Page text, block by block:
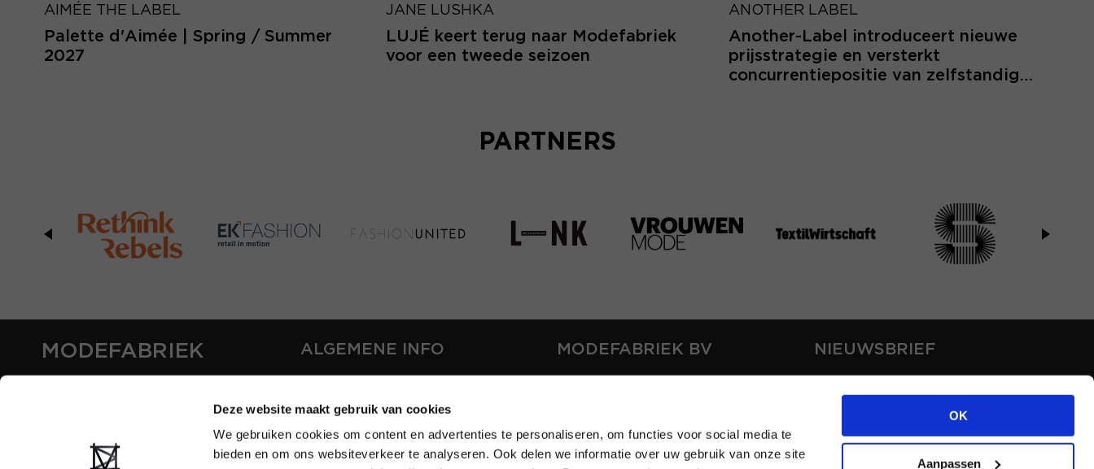
Deze website maakt gebruik van cookies
We gebruiken cookies om content en advertenties te personaliseren, om functies voor social media te
bieden en om ons websiteverkeer te analyseren. Ook delen we informatie over uw gebruik van onze site
OK
Aanpassen
AIMÉE THE LABEL
Palette d'Aimée | Spring / Summer
2027
JANE LUSHKA
LUJÉ keert terug naar Modefabriek
voor een tweede seizoen
ANOTHER LABEL
Another-Label introduceert nieuwe
prijsstrategie en versterkt
concurrentiepositie van zelfstandige
PARTNERS
MODEFABRIEK ALGEMENE INFO
CONTACT
PARTNERS
ADVERTEREN
MODEFABRIEK BV
SHIFT
NIEUWSBRIEF
laatste nieuws via de